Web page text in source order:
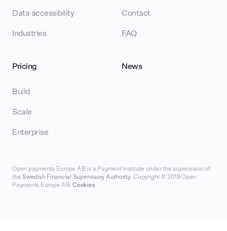
Data accessibility
Industries
Contact
FAQ
Pricing
Build
Scale
Enterprise
News
Open payments Europe AB is a Payment Institute under the supervision of
the Swedish Financial Supervisory Authority. Copyright © 2019 Open
Payments Europe AB.Cookies